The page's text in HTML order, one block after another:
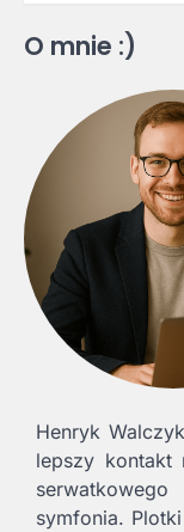
O mnie :)
Henryk
lepszy kontakt
symfonia.